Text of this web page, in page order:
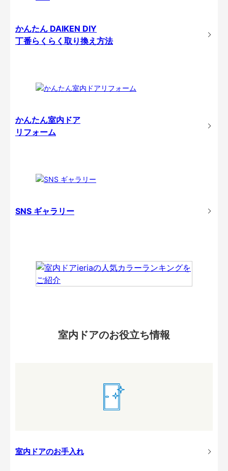
かんたん DAIKEN DIY
丁番らくらく取り換え方法
かんたん室内ドア
リフォーム
SNS ギャラリー
室内ドアのお役立ち情報
室内ドアのお手入れ